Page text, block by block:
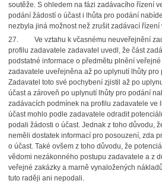
soutěže. S ohledem na fázi zadávacího řízení
podání žádostí o účast i lhůta pro podání
nezbyla jiná možnost než zrušit zadávací řízení
27. Ve vztahu k včasnému neuveřejnění
profilu zadavatele zadavatel uvedl, že část
podstatné informace o předmětu plnění
zadavatele uveřejněna až po uplynutí lhůty pro
Zadavatel toto své pochybení zjistil až po
účast a zároveň po uplynutí lhůty pro podání
zadávacích podmínek na profilu zadavatele ve
účast mohlo podle zadavatele odradit
podali žádosti o účast. Jednak z toho důvodu,
neměli dostatek informací pro posouzení, zda
o účast. Také ovšem z toho důvodu, že
vědomi nezákonného postupu zadavatele a z
veřejné zakázky a marně vynaložených
tuto raději ani nepodali.